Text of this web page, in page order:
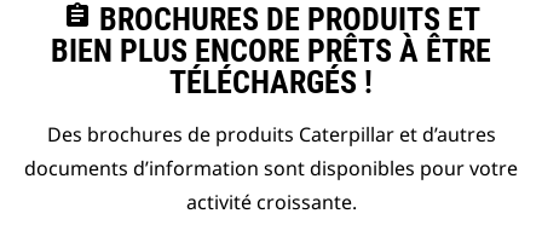
assignment BROCHURES DE PRODUITS ET
BIEN PLUS ENCORE PRÊTS À ÊTRE
TÉLÉCHARGÉS !
Des brochures de produits Caterpillar et d’autres
documents d’information sont disponibles pour votre
activité croissante.